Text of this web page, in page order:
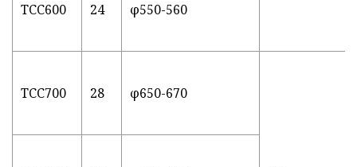
TCC600 24 φ550-560
TCC700 28 φ650-670